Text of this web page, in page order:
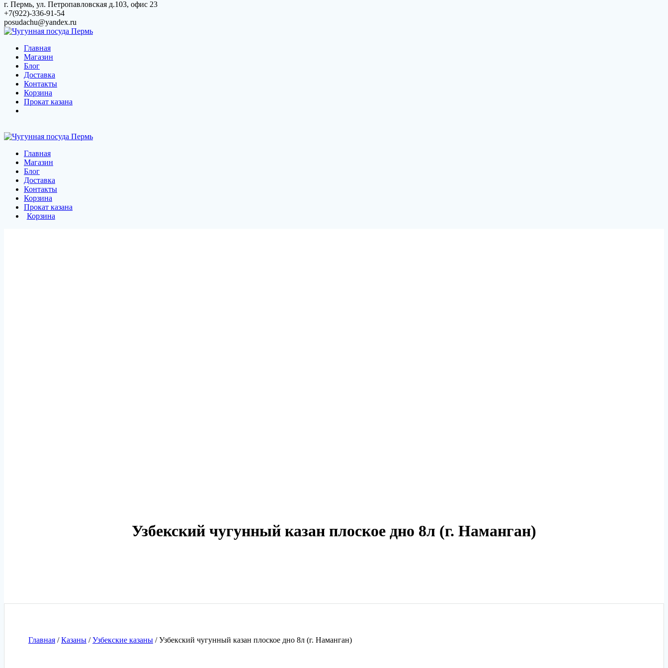
Skip
to
content
г. Пермь, ул. Петропавловская д.103, офис 23
+7(922)-336-91-54
posudachu@yandex.ru
Главная
Магазин
Блог
Доставка
Контакты
Корзина
Прокат казана
Главная
Магазин
Блог
Доставка
Контакты
Корзина
Прокат казана
Корзина
Узбекский чугунный казан плоское дно 8л (г. Наманган)
Главная /Казаны /Узбекские казаны / Узбекский чугунный казан плоское дно 8л (г. Наманган)